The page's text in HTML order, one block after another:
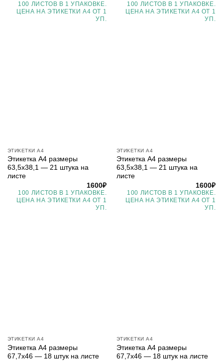
100 ЛИСТОВ В 1 УПАКОВКЕ.
ЦЕНА НА ЭТИКЕТКИ А4 ОТ 1
УП.
100 ЛИСТОВ В 1 УПАКОВКЕ.
ЦЕНА НА ЭТИКЕТКИ А4 ОТ 1
УП.
ЭТИКЕТКИ А4
Этикетка А4 размеры
63,5х38,1 — 21 штука на
листе
1600₽
100 ЛИСТОВ В 1 УПАКОВКЕ.
ЦЕНА НА ЭТИКЕТКИ А4 ОТ 1
УП.
ЭТИКЕТКИ А4
Этикетка А4 размеры
63,5х38,1 — 21 штука на
листе
1600₽
100 ЛИСТОВ В 1 УПАКОВКЕ.
ЦЕНА НА ЭТИКЕТКИ А4 ОТ 1
УП.
ЭТИКЕТКИ А4
Этикетка А4 размеры
67,7х46 — 18 штук на листе
ЭТИКЕТКИ А4
Этикетка А4 размеры
67,7х46 — 18 штук на листе